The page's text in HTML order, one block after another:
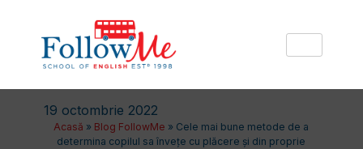
19 octombrie 2022
Acasă » Blog FollowMe » Cele mai bune metode de a
determina copilul sa învețe cu plăcere și din proprie